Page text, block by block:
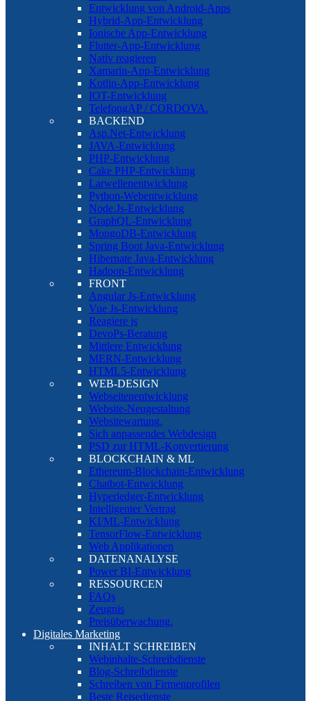
Entwicklung von Android-Apps
Hybrid-App-Entwicklung
Ionische App-Entwicklung
Flutter-App-Entwicklung
Nativ reagieren
Xamarin-App-Entwicklung
Kotlin-App-Entwicklung
IOT-Entwicklung
TelefongAP / CORDOVA.
BACKEND
Asp.Net-Entwicklung
JAVA-Entwicklung
PHP-Entwicklung
Cake PHP-Entwicklung
Larwellenentwicklung
Python-Webentwicklung
Node.Js-Entwicklung
GraphQL-Entwicklung
MongoDB-Entwicklung
Spring Boot Java-Entwicklung
Hibernate Java-Entwicklung
Hadoop-Entwicklung
FRONT
Angular Js-Entwicklung
Vue Js-Entwicklung
Reagiere js
DevoPs-Beratung
Mittlere Entwicklung
MERN-Entwicklung
HTML5-Entwicklung
WEB-DESIGN
Webseitenentwicklung
Website-Neugestaltung
Websitewartung.
Sich anpassendes Webdesign
PSD zur HTML-Konvertierung
BLOCKCHAIN & ML
Ethereum-Blockchain-Entwicklung
Chatbot-Entwicklung
Hyperledger-Entwicklung
Intelligenter Vertrag
KI/ML-Entwicklung
TensorFlow-Entwicklung
Web Applikationen
DATENANALYSE
Power BI-Entwicklung
RESSOURCEN
FAQs
Zeugnis
Preisüberwachung.
Digitales Marketing
INHALT SCHREIBEN
Webinhalte-Schreibdienste
Blog-Schreibdienste
Schreiben von Firmenprofilen
Beste Reisedienste